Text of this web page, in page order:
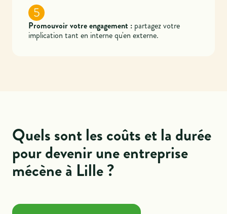
5
Promouvoir votre engagement : partagez votre
implication tant en interne qu'en externe.
Quels sont les coûts et la durée
pour devenir une entreprise
mécène à Lille ?